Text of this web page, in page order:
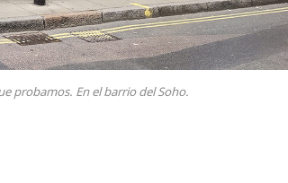
probamos. En el barrio del Soho.